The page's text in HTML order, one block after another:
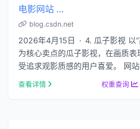
电影网站 ...
blog.csdn.net
2026年4月15日 · 4. 瓜子影视 以
为核心卖点的瓜子影视，在画质表
受追求观影质感的用户喜爱。 网
源，从最新上映的商业大片到豆瓣
查看详情 权重查询